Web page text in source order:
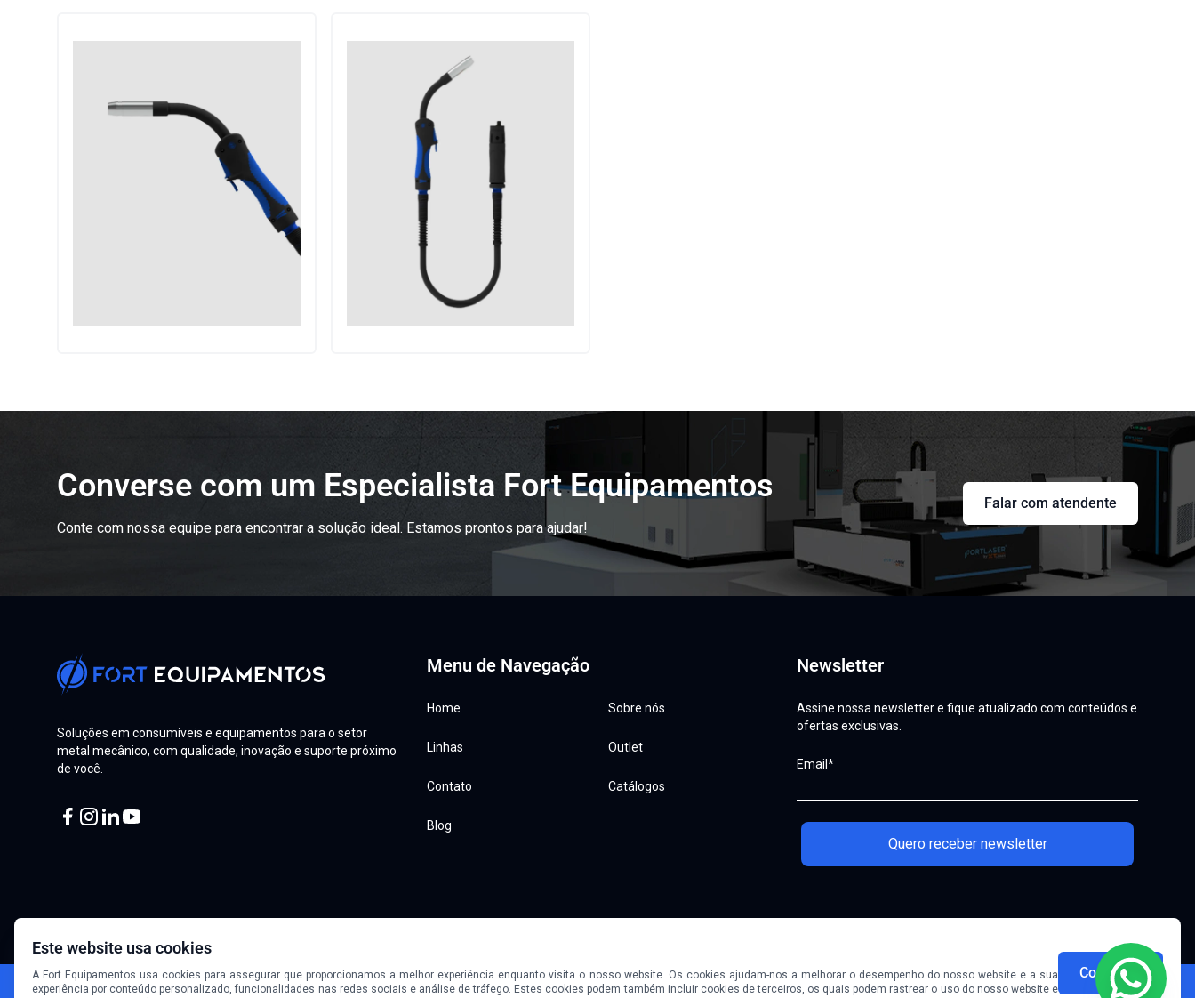
Este website usa cookies
A Fort Equipamentos usa cookies para assegurar que proporcionamos a melhor experiência enquanto visita o nosso website. Os cookies ajudam-nos a melhorar o desempenho do nosso website e a sua
experiência por conteúdo personalizado, funcionalidades nas redes sociais e análise de tráfego. Estes cookies podem também incluir cookies de terceiros, os quais podem rastrear o uso do nosso website e
Continuar
Converse com um Especialista Fort Equipamentos
Conte com nossa equipe para encontrar a solução ideal. Estamos prontos para ajudar!
Falar com atendente
Soluções em consumíveis e equipamentos para o setor
metal mecânico, com qualidade, inovação e suporte próximo
de você.
Menu de Navegação
Home Sobre nós
Linhas Outlet
Contato Catálogos
Blog
Newsletter
Assine nossa newsletter e fique atualizado com conteúdos e
ofertas exclusivas.
Email*
Quero receber newsletter
© 2026 Fort Equipamentos. Todos os direitos reservados.